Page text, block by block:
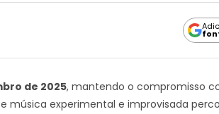
de 2025, mantendo o compromisso
música experimental e improvisada